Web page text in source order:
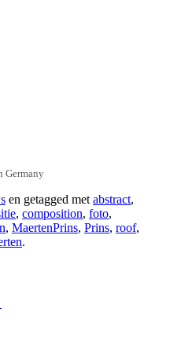
Germany
en getagged metabstract,
, composition, foto,
, MaertenPrins, Prins, roof,
.